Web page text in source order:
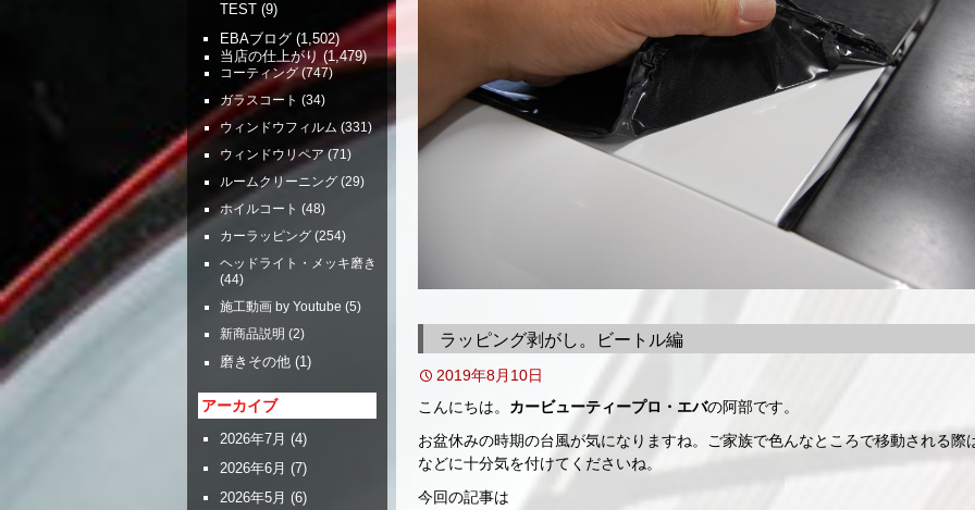
ラッピング剥がし。ビートル編
2019年8月10日
こんにちは。 カービューティープロ・エバの阿部です。
お盆休みの時期の台風が気になりますね。ご家族で色んなところで移動される際
などに十分気を付けてくださいね。
今回の記事は
TEST (9)
EBAブログ (1,502)
当店の仕上がり (1,479)
コーティング(747)
ガラスコート (34)
ウィンドウフィルム (331)
ウィンドウリペア(71)
ルームクリーニング (29)
ホイルコート (48)
カーラッピング (254)
ヘッドライト・メッキ磨き
(44)
施工動画 by Youtube (5)
新商品説明 (2)
磨きその他 (1)
アーカイブ
2026年7月 (4)
2026年6月 (7)
2026年5月 (6)